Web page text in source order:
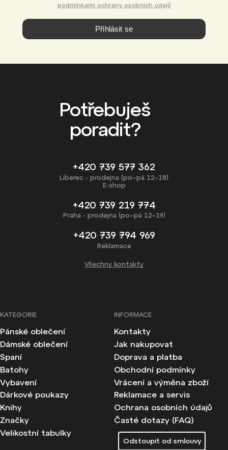
podmínkami ochrany osobních údajů
Přihlásit se
Potřebuješ
poradit?
+420 739 577 362
Liberec - prodejna (po–pá 12–18)
E-shop
+420 739 219 774
Praha - prodejna (po–pá 12–19)
+420 739 794 969
Reklamace
Všechny kontakty
KATEGORIE
Pánské oblečení
Dámské oblečení
Spaní
Batohy
Vybavení
Dárkové poukazy
Knihy
Značky
Velikostní tabulky
INFORMACE
Kontakty
Jak nakupovat
Doprava a platba
Obchodní podmínky
Vrácení a výměna zboží
Reklamace a servis
Ochrana osobních údajů
Časté dotazy (FAQ)
Odstoupit od smlouvy